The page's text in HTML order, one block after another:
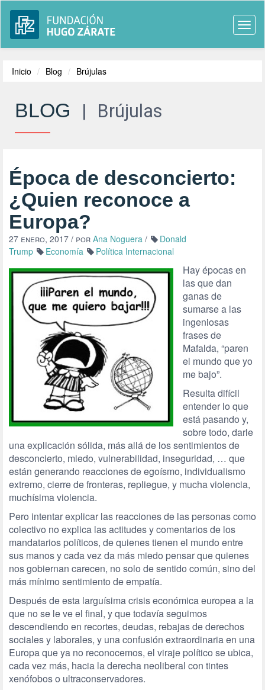
Inicio Blog Brújulas
BLOG | Brújulas
Época de desconcierto:
¿Quien reconoce a
Europa?
27 enero, 2017 / por Ana Noguera /
Donald
Trump
Economía Política Internacional
Hay épocas en
las que dan
ganas de
sumarse a las
ingeniosas
frases de
Mafalda, “paren
el mundo que yo
me bajo”.
Resulta difícil
entender lo que
está pasando y,
sobre todo, darle
una explicación sólida, más allá de los sentimientos de
desconcierto, miedo, vulnerabilidad, inseguridad, … que
están generando reacciones de egoísmo, individualismo
extremo, cierre de fronteras, repliegue, y mucha violencia,
muchísima violencia.
Pero intentar explicar las reacciones de las personas como
colectivo no explica las actitudes y comentarios de los
mandatarios políticos, de quienes tienen el mundo entre
sus manos y cada vez da más miedo pensar que quienes
nos gobiernan carecen, no solo de sentido común, sino del
más mínimo sentimiento de empatía.
Después de esta larguísima crisis económica europea a la
que no se le ve el final, y que todavía seguimos
descendiendo en recortes, deudas, rebajas de derechos
sociales y laborales, y una confusión extraordinaria en una
Europa que ya no reconocemos, el viraje político se ubica,
cada vez más, hacia la derecha neoliberal con tintes
xenófobos o ultraconservadores.